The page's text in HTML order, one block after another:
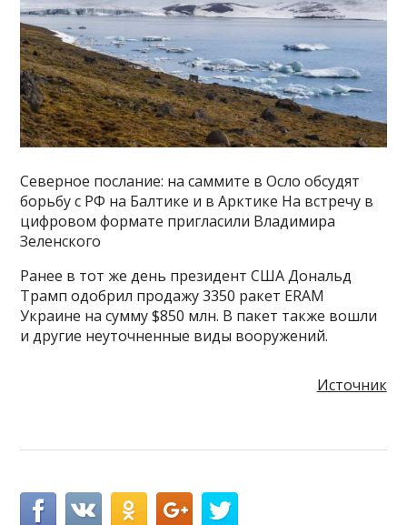
Северное послание: на саммите в Осло обсудят
борьбу с РФ на Балтике и в Арктике На встречу в
цифровом формате пригласили Владимира
Зеленского
Ранее в тот же день президент США Дональд
Трамп одобрил продажу 3350 ракет ERAM
Украине на сумму $850 млн. В пакет также вошли
и другие неуточненные виды вооружений.
Источник